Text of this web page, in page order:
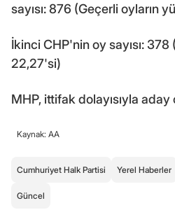
sayısı: 876 (Geçerli oyların
İkinci CHP'nin oy sayısı:
22,27'si)
MHP, ittifak dolayısıyla aday
Kaynak: AA
Cumhuriyet Halk Partisi Yerel Haberler
Güncel